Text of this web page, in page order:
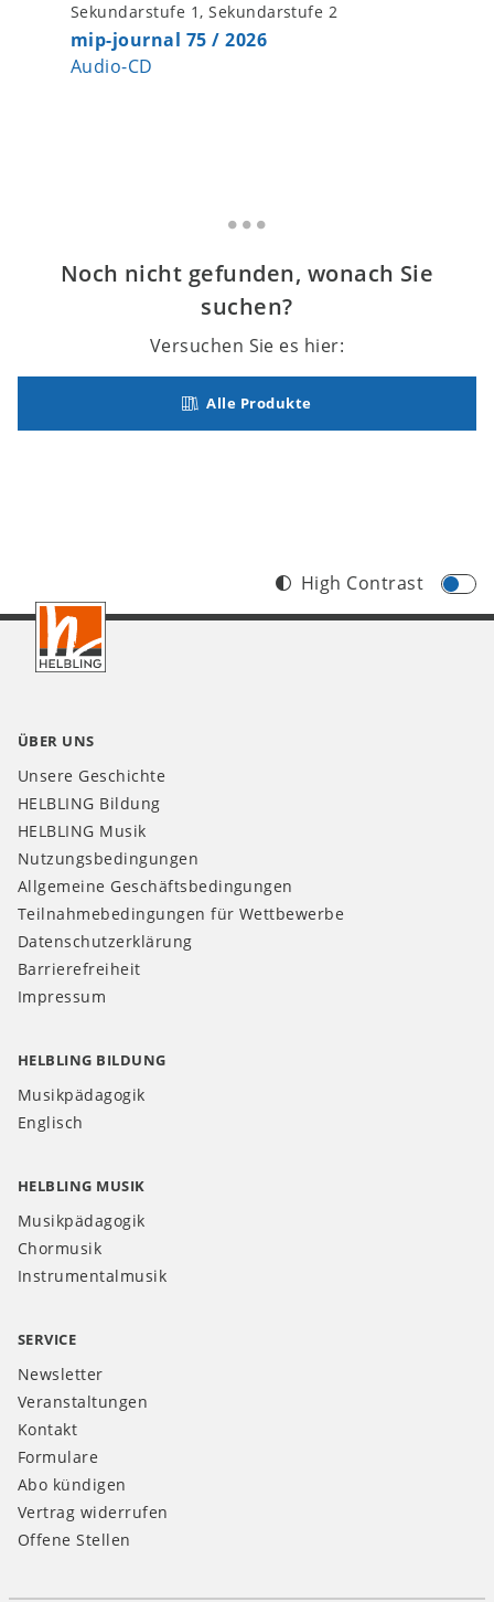
Sekundarstufe 1, Sekundarstufe 2
mip-journal 75 / 2026
Audio-CD
Noch nicht gefunden, wonach Sie
suchen?
Versuchen Sie es hier:
Alle Produkte
Footer
CH
High Contrast
ÜBER UNS
Unsere Geschichte
HELBLING Bildung
HELBLING Musik
Nutzungsbedingungen
Allgemeine Geschäftsbedingungen
Teilnahmebedingungen für Wettbewerbe
Datenschutzerklärung
Barrierefreiheit
Impressum
HELBLING BILDUNG
Musikpädagogik
Englisch
HELBLING MUSIK
Musikpädagogik
Chormusik
Instrumentalmusik
SERVICE
Newsletter
Veranstaltungen
Kontakt
Formulare
Abo kündigen
Vertrag widerrufen
Offene Stellen